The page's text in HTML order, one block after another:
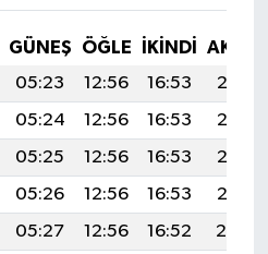
GÜNEŞ ÖĞLE İKINDI
05:23 12:56 16:53
20:18
05:24 12:56 16:53
20:17
05:25 12:56 16:53
20:16
05:26 12:56 16:53
20:15
05:27 12:56 16:52
20:14